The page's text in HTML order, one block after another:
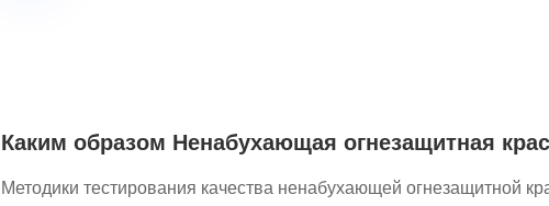
Каким образом Ненабухающая огнезащитная
Методики тестирования качества ненабухающей огнезащитной